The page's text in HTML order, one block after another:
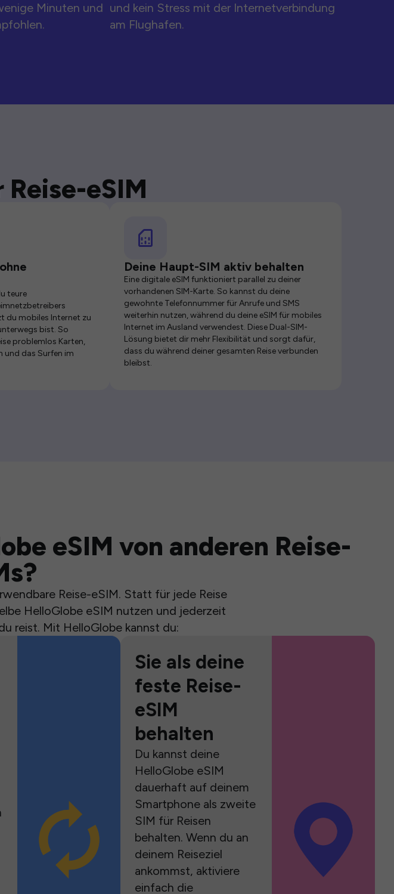
Minuten und und kein Stress mit der Internetverbindung
am Flughafen.
eSIM
teure
du mobiles Internet zu
bist. So
problemlos Karten,
und das Surfen im
Deine Haupt-SIM aktiv behalten
Eine digitale eSIM funktioniert parallel zu deiner
vorhandenen SIM-Karte. So kannst du deine
gewohnte Telefonnummer für Anrufe und SMS
weiterhin nutzen, während du deine eSIM für mobiles
Internet im Ausland verwendest. Diese Dual-SIM-
Lösung bietet dir mehr Flexibilität und sorgt dafür,
dass du während deiner gesamten Reise verbunden
bleibst.
eSIM von anderen Reise-
Reise-eSIM. Statt für jede Reise
HelloGlobe eSIM nutzen und jederzeit
reist. Mit HelloGlobe kannst du:
Sie als deine
feste Reise-
eSIM
behalten
Du kannst deine
HelloGlobe eSIM
dauerhaft auf deinem
Smartphone als zweite
SIM für Reisen
behalten. Wenn du an
deinem Reiseziel
ankommst, aktiviere
einfach die